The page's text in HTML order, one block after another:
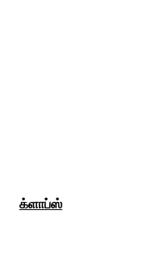
க்ளாப்ஸ்